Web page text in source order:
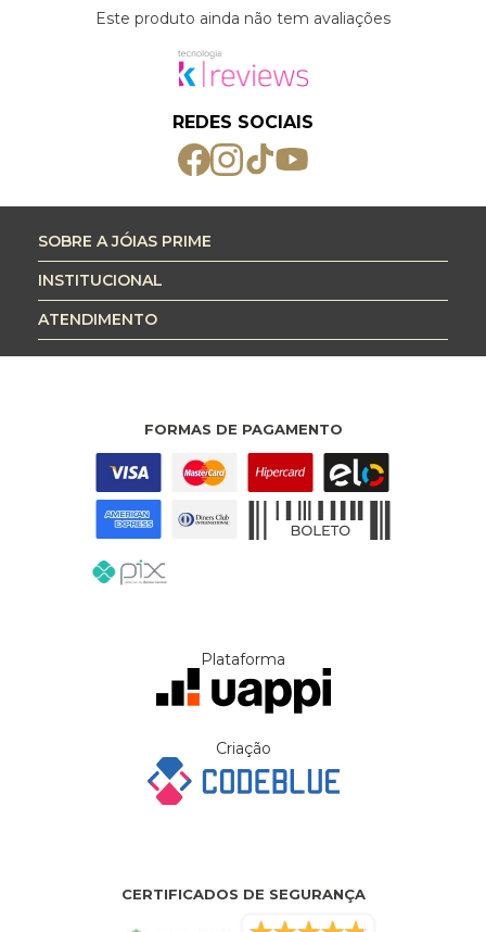
Este produto ainda não tem avaliações
REDES SOCIAIS
SOBRE A JÓIAS PRIME
INSTITUCIONAL
ATENDIMENTO
FORMAS DE PAGAMENTO
Plataforma
Criação
CERTIFICADOS DE SEGURANÇA